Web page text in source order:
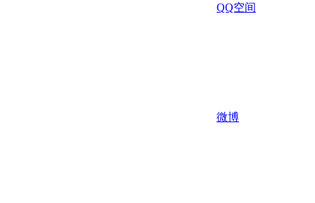
QQ空间
微博